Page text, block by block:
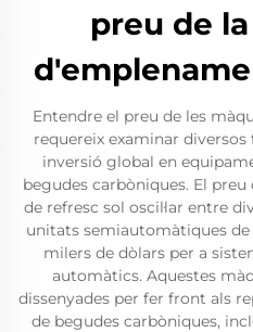
preu de
Entendre el preu de les
requereix examinar
inversió global en
begudes carbòniques. El
de refresc sol oscil·lar entre
unitats semiautomàtiques
milers de dòlars per a
automàtics. Aquestes
dissenyades per fer front als
de begudes carbòniques,